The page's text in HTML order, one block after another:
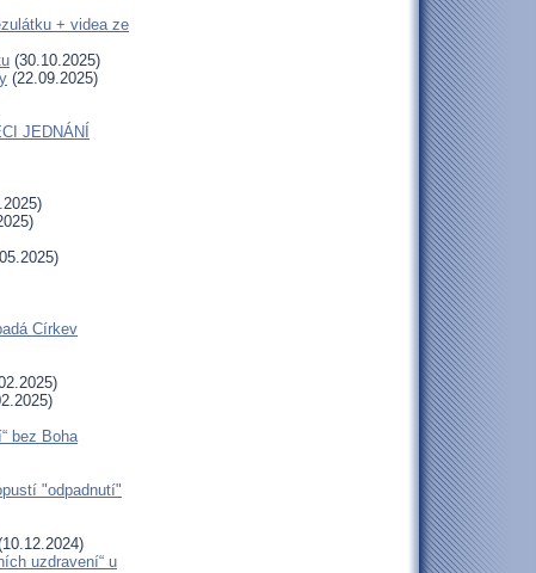
+ videa ze
(30.10.2025)
(22.09.2025)
JEDNÁNÍ
Církev
bez Boha
"odpadnutí"
uzdravení“ u